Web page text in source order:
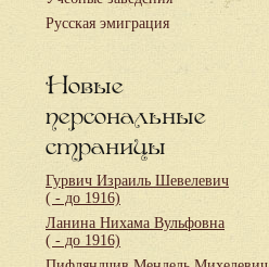
Русская эмиграция
Новые
персональные
страницы
Гурвич Израиль Шевелевич
( - до 1916)
Ланина Нихама Вульфовна
( - до 1916)